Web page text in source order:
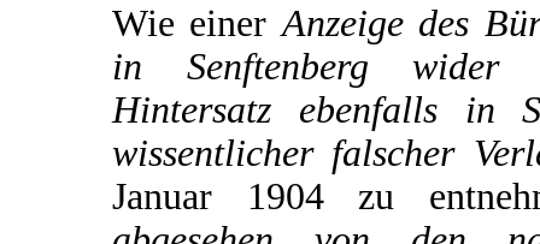
Wie einer Anzeige des
in Senftenberg wider
Hintersatz ebenfalls in
wissentlicher falscher
Januar 1904 zu